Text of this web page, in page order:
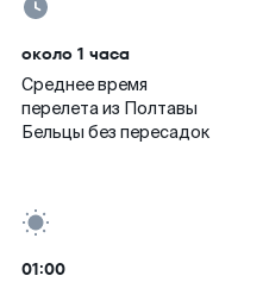
около 1 часа
Среднее время
перелета из Полтавы
Бельцы без пересадок
01:00